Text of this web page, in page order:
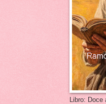
Libro: Doce